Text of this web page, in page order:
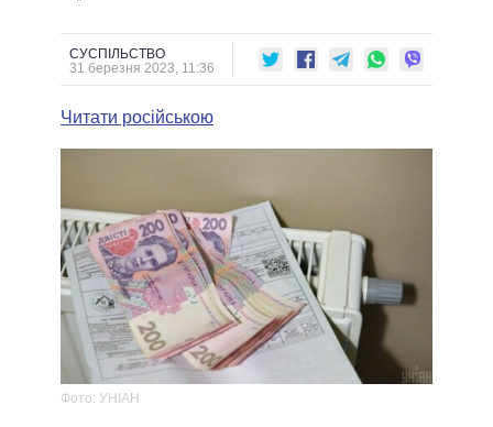
ДАЙДЖЕСТИ
ВЕРХОВНА РАДА
КАБІНЕТ МІНІСТРІВ
МЕРИ МІСТ
ПІДТРИМАТИ
ПОРІВНЯННЯ ПОЛІТИКІВ
СУСПІЛЬСТВО
31 березня 2023, 11:36
Читати російською
Фото: УНІАН